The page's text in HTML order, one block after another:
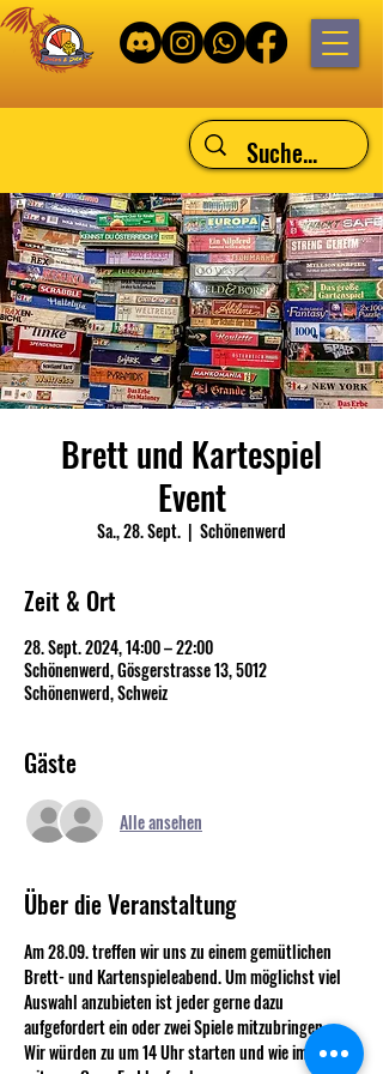
Brett und Kartespiel
Event
Sa., 28. Sept.
  |
Schönenwerd
Zeit & Ort
28. Sept. 2024, 14:00 – 22:00
Schönenwerd, Gösgerstrasse 13, 5012
Schönenwerd, Schweiz
Gäste
Alle ansehen
Über die Veranstaltung
Am 28.09. treffen wir uns zu einem gemütlichen
Brett- und Kartenspieleabend. Um möglichst viel
Auswahl anzubieten ist jeder gerne dazu
aufgefordert ein oder zwei Spiele mitzubringen.
Wir würden zu um 14 Uhr starten und wie immer